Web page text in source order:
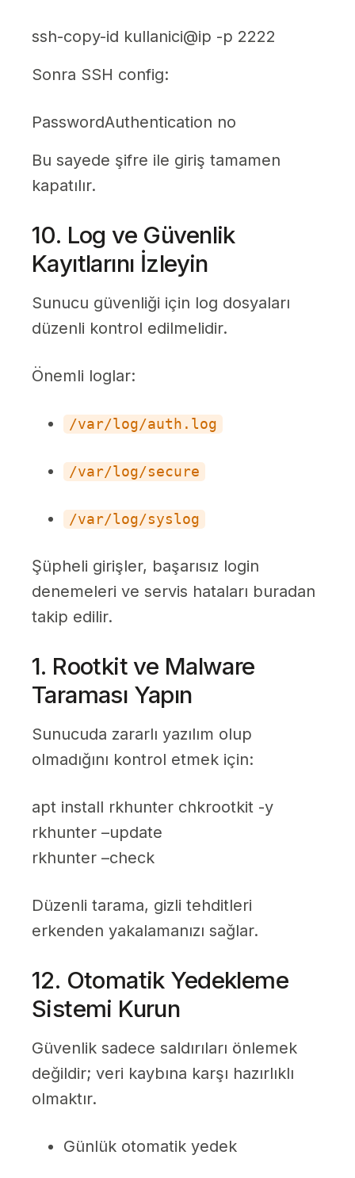
ssh-copy-id kullanici@ip -p 2222
Sonra SSH config:
PasswordAuthentication no
Bu sayede şifre ile giriş tamamen
kapatılır.
10. Log ve Güvenlik
Kayıtlarını İzleyin
Sunucu güvenliği için log dosyaları
düzenli kontrol edilmelidir.
Önemli loglar:
/var/log/auth.log
/var/log/secure
/var/log/syslog
Şüpheli girişler, başarısız login
denemeleri ve servis hataları buradan
takip edilir.
1. Rootkit ve Malware
Taraması Yapın
Sunucuda zararlı yazılım olup
olmadığını kontrol etmek için:
apt install rkhunter chkrootkit -y
rkhunter –update
rkhunter –check
Düzenli tarama, gizli tehditleri
erkenden yakalamanızı sağlar.
12. Otomatik Yedekleme
Sistemi Kurun
Güvenlik sadece saldırıları önlemek
değildir; veri kaybına karşı hazırlıklı
olmaktır.
Günlük otomatik yedek